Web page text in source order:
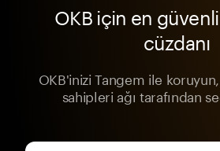
OKB için en
cüzdanı
OKB'inizi Tangem ile
sahipleri ağı tarafından